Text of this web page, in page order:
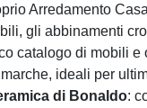
Arredamento
gli abbinamenti
catalogo di mobili e
ideali per
di Bonaldo: